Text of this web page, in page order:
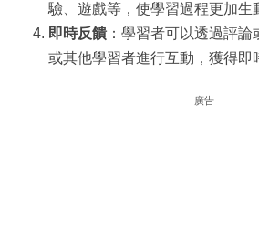
驗、遊戲等，使學習過程更加生
即時反饋：學習者可以透過評論
或其他學習者進行互動，獲得即
廣告